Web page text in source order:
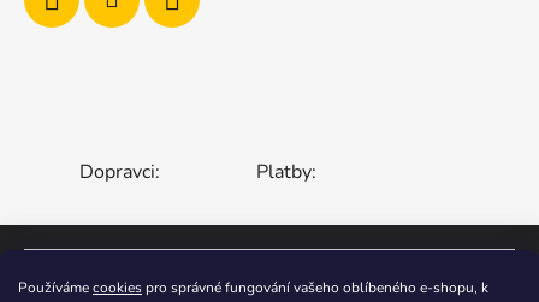
Používámecookies pro správné fungování vašeho oblíbeného e-shopu, k
Dopravci: Platby:
ČESKÁ REPUBLIKA SLOVENSKO